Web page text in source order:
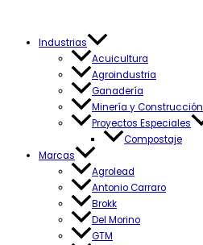
Industrias
Acuicultura
Agroindustria
Ganadería
Minería y Construcción
Proyectos Especiales
Compostaje
Marcas
Agrolead
Antonio Carraro
Brokk
Del Morino
GTM